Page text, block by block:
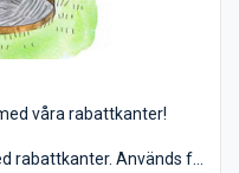
våra rabattkanter!
rabattkanter. Används för